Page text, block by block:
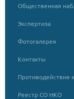
Общественная
Экспертиза
Фотогалерея
Контакты
Противодействие
Реестр СО НКО